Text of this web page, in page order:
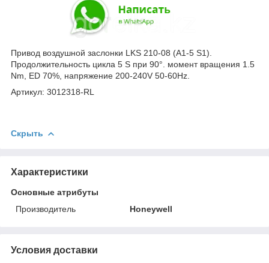
Привод воздушной заслонки LKS 210-08 (A1-5 S1).
Продолжительность цикла 5 S при 90°. момент вращения 1.5
Nm, ED 70%, напряжение 200-240V 50-60Hz.
Артикул: 3012318-RL
Скрыть
Характеристики
Основные атрибуты
Производитель
Honeywell
Условия доставки